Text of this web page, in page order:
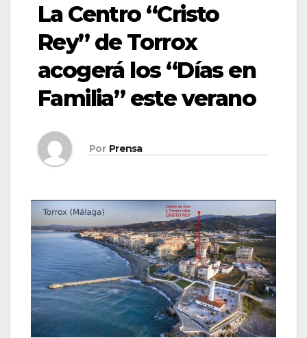
La Centro “Cristo
Rey” de Torrox
acogerá los “Días en
Familia” este verano
Por Prensa